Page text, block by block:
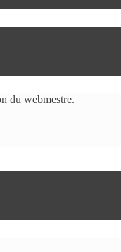
du webmestre.